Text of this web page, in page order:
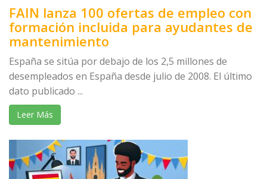
FAIN lanza 100 ofertas de empleo con
formación incluida para ayudantes de
mantenimiento
España se sitúa por debajo de los 2,5 millones de
desempleados en España desde julio de 2008. El último
dato publicado ...
Leer Más